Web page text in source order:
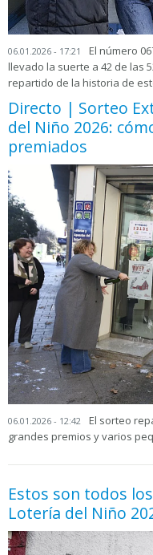
06.01.2026 - 17:21
El número
llevado la suerte a 42 de las
repartido de la historia de
Directo | Sorteo
del Niño 2026:
premiados
06.01.2026 - 12:42
El sorteo
grandes premios y varios
Estos son todos
Lotería del Niño